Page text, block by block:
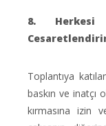
8. Herkesi
Toplantıya
baskın ve inatçı
kırmasına izin